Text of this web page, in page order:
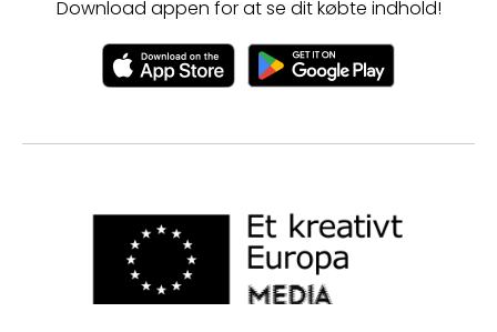
Download appen for at se dit købte indhold!